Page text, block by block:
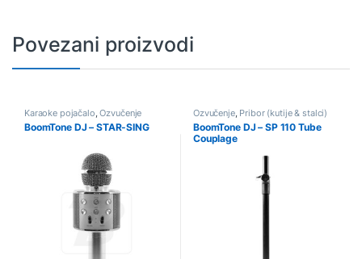
Povezani proizvodi
Karaoke pojačalo ,Ozvučenje
BoomTone DJ – STAR-SING
Ozvučenje, Pribor (kutije & stalci)
BoomTone DJ – SP 110 Tube
Couplage